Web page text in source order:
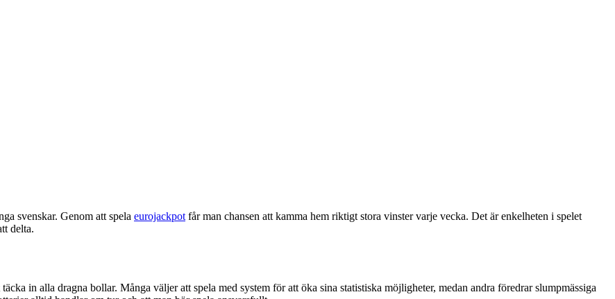
svenskar. Genom att spela eurojackpot får man chansen att kamma hem riktigt stora vinster varje vecka. Det är enkelheten i spelet
delta.
in alla dragna bollar. Många väljer att spela med system för att öka sina statistiska möjligheter, medan andra föredrar slumpmässiga